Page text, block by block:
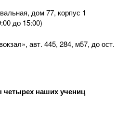
дом 77, корпус 1
до 15:00)
авт. 445, 284, м57, до ост.
четырех наших учениц